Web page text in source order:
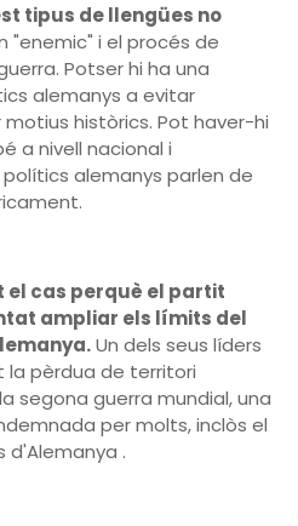
tipus de llengües no
"enemic" i el procés de
Potser hi ha una
alemanys a evitar
històrics. Pot haver-hi
a nivell nacional i
alemanys parlen de
cas perquè el partit
ampliar els límits del
Un dels seus líders
pèrdua de territori
segona guerra mundial, una
per molts, inclòs el
d'Alemanya .